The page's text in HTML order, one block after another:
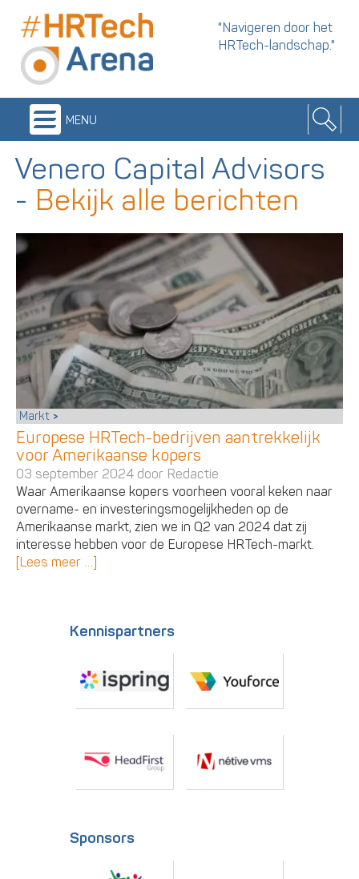
"Navigeren door het
HRTech-landschap."
menu
Venero Capital Advisors
- Bekijk alle berichten
Markt
Europese HRTech-bedrijven aantrekkelijk
voor Amerikaanse kopers
03 september 2024 door Redactie
Waar Amerikaanse kopers voorheen vooral keken naar
overname- en investeringsmogelijkheden op de
Amerikaanse markt, zien we in Q2 van 2024 dat zij
interesse hebben voor de Europese HRTech-markt.
[Lees meer …]
Kennispartners
Sponsors